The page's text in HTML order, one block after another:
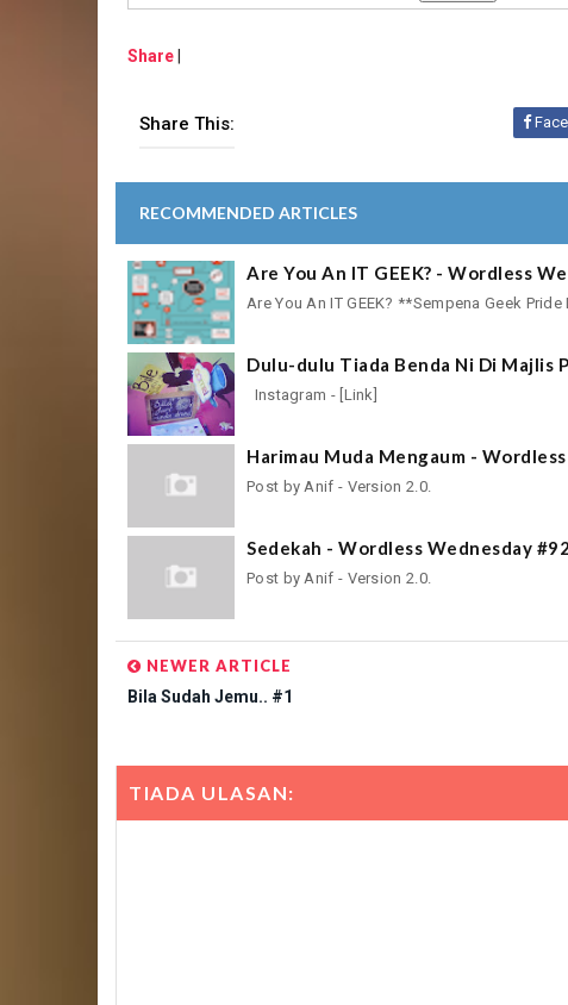
Share
Share This:
RECOMMENDED ARTICLES
Are You An IT GEEK? - Wordless
Are You An IT GEEK? **Sempena Geek
Dulu-dulu Tiada Benda Ni Di Majlis
Instagram - [Link]
Harimau Muda Mengaum -
Post by Anif - Version 2.0.
Sedekah - Wordless Wednesday #92
Post by Anif - Version 2.0.
NEWER ARTICLE
Bila Sudah Jemu.. #1
TIADA ULASAN: